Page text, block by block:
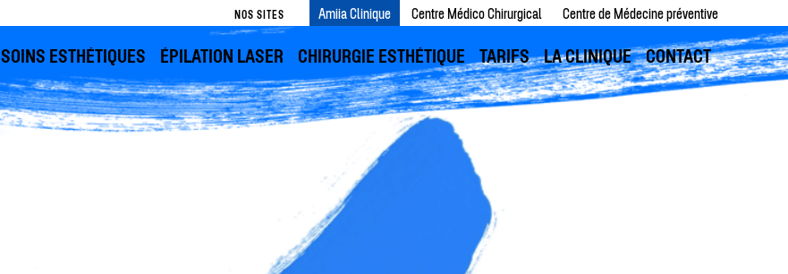
NOS SITES Amiia Clinique Centre Médico Chirurgical Centre de Médecine préventive
SOINS ESTHÉTIQUES ÉPILATION LASER CHIRURGIE ESTHÉTIQUE TARIFS LA CLINIQUE CONTACT